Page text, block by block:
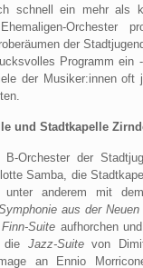
schnell ein mehr als
Orchester
der
Programm ein
der Musiker:innen oft
und Stadtkapelle
Orchester der
Samba, die
unter anderem mit
aus der Neuen
Suiteaufhorchen
die Jazz-Suitevon
an Ennio